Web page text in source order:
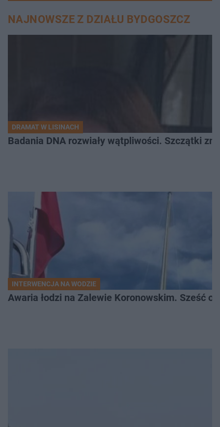
NAJNOWSZE Z DZIAŁU BYDGOSZCZ
DRAMAT W LISINACH
Badania DNA rozwiały wątpliwości. Szczątki
INTERWENCJA NA WODZIE
Awaria łodzi na Zalewie Koronowskim. Sześć